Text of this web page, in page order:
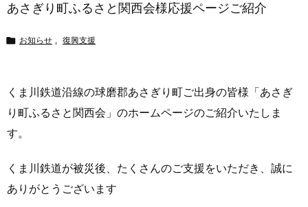
あさぎり町ふるさと関西会様応援ページご紹介
 お知らせ , 復興支援
くま川鉄道沿線の球磨郡あさぎり町ご出身の皆様「あさぎ
り町ふるさと関西会」のホームページのご紹介いたしま
す。
くま川鉄道が被災後、たくさんのご支援をいただき、誠に
ありがとうございます